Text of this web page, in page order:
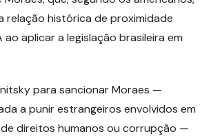
relação histórica de proximidade
ao aplicar a legislação brasileira em
para sancionar Moraes —
a punir estrangeiros envolvidos em
direitos humanos ou corrupção —